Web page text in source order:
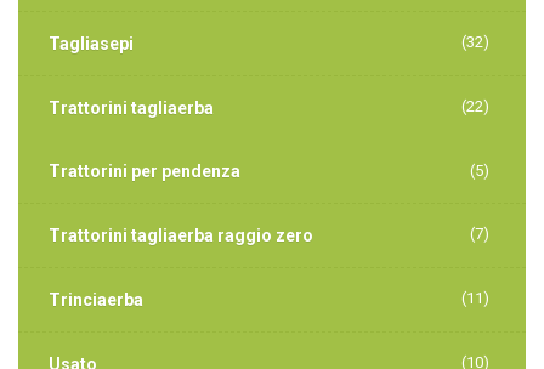
Tagliasepi (32)
Trattorini tagliaerba (22)
Trattorini per pendenza (5)
Trattorini tagliaerba raggio zero (7)
Trinciaerba (11)
Usato (10)